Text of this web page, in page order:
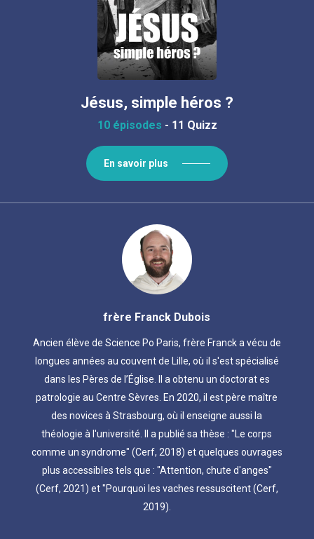
Jésus, simple héros ?
10 épisodes - 11 Quizz
En savoir plus
frère Franck Dubois
Ancien élève de Science Po Paris, frère Franck a vécu de
longues années au couvent de Lille, où il s'est spécialisé
dans les Pères de l’Église. Il a obtenu un doctorat es
patrologie au Centre Sèvres. En 2020, il est père maître
des novices à Strasbourg, où il enseigne aussi la
théologie à l'université. Il a publié sa thèse : "Le corps
comme un syndrome" (Cerf, 2018) et quelques ouvrages
plus accessibles tels que : "Attention, chute d'anges"
(Cerf, 2021) et "Pourquoi les vaches ressuscitent (Cerf,
2019).